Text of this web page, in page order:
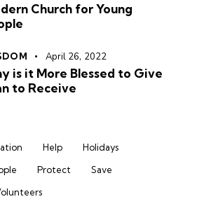
Church for Young
April 26, 2022
is it More Blessed to Give
to Receive
Help
Holidays
Protect
Save